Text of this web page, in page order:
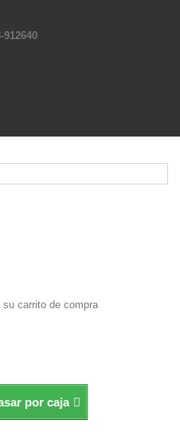
912640
su carrito de compra
por caja